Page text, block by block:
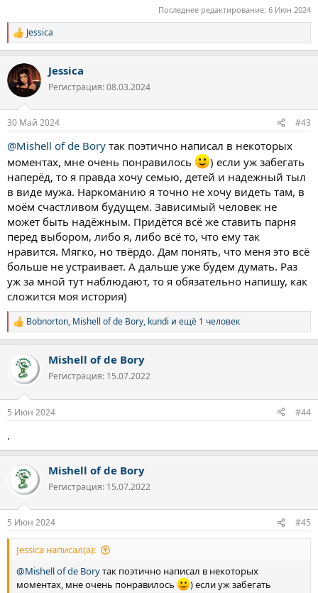
Последнее редактирование: 6 Июн 2024
Р
е
к
ц
и
Jessica
Jessica
Регистрация: 08.03.2024
30 Май 2024 #43
@Mishell of de Bory так поэтично написал в некоторых
моментах, мне очень понравилось
) если уж забегать
наперёд, то я правда хочу семью, детей и надежный тыл
в виде мужа. Наркоманию я точно не хочу видеть там, в
моём счастливом будущем. Зависимый человек не
может быть надёжным. Придётся всё же ставить парня
перед выбором, либо я, либо всё то, что ему так
нравится. Мягко, но твёрдо. Дам понять, что меня это всё
больше не устраивает. А дальше уже будем думать. Раз
уж за мной тут наблюдают, то я обязательно напишу, как
сложится моя история)
Р
е
и
Bobnorton, Mishell of de Bory, kundi и ещё 1 человек
Mishell of de Bory
Регистрация: 15.07.2022
5 Июн 2024 #44
.
Mishell of de Bory
Регистрация: 15.07.2022
5 Июн 2024 #45
Jessica написал(а):
@Mishell of de Boryтак поэтично написал в некоторых
моментах, мне очень понравилось
) если уж забегать